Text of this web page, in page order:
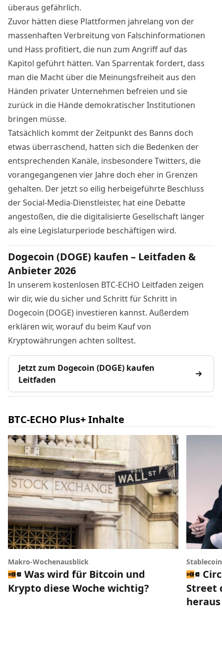
überaus gefährlich.
Zuvor hätten diese Plattformen jahrelang von der
massenhaften Verbreitung von Falschinformationen
und Hass profitiert, die nun zum Angriff auf das
Kapitol geführt hätten. Van Sparrentak fordert, dass
man die Macht über die Meinungsfreiheit aus den
Händen privater Unternehmen befreien und sie
zurück in die Hände demokratischer Institutionen
bringen müsse.
Tatsächlich kommt der Zeitpunkt des Banns doch
etwas überraschend, hatten sich die Bedenken der
entsprechenden Kanäle, insbesondere Twitters, die
vorangegangenen vier Jahre doch eher in Grenzen
gehalten. Der jetzt so eilig herbeigeführte Beschluss
der Social-Media-Dienstleister, hat eine Debatte
angestoßen, die die digitalisierte Gesellschaft länger
als eine Legislaturperiode beschäftigen wird.
Dogecoin (DOGE) kaufen – Leitfaden &
Anbieter 2026
In unserem kostenlosen BTC-ECHO Leitfaden zeigen
wir dir, wie du sicher und Schritt für Schritt in
Dogecoin (DOGE) investieren kannst. Außerdem
erklären wir, worauf du beim Kauf von
Kryptowährungen achten solltest.
Jetzt zum Dogecoin (DOGE) kaufen
Leitfaden
BTC-ECHO Plus+ Inhalte
Makro-Wochenausblick
Was wird für Bitcoin und
Krypto diese Woche wichtig?
Street
heraus